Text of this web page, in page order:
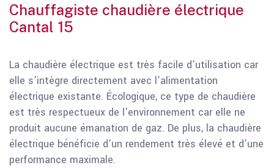
Chauffagiste chaudière électrique
Cantal 15
La chaudière électrique est très facile d’utilisation car
elle s’intègre directement avec l’alimentation
électrique existante. Écologique, ce type de chaudière
est très respectueux de l’environnement car elle ne
produit aucune émanation de gaz. De plus, la chaudière
électrique bénéficie d’un rendement très élevé et d’une
performance maximale.